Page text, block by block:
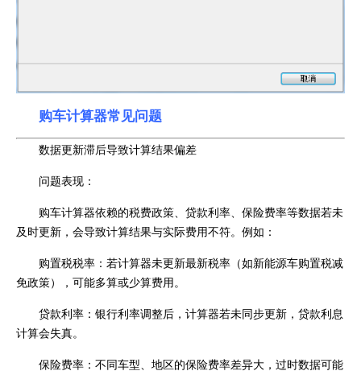
购车计算器常见问题
数据更新滞后导致计算结果偏差
问题表现：
购车计算器依赖的税费政策、贷款利率、保险费率等数据若未
及时更新，会导致计算结果与实际费用不符。例如：
购置税税率：若计算器未更新最新税率（如新能源车购置税减
免政策），可能多算或少算费用。
贷款利率：银行利率调整后，计算器若未同步更新，贷款利息
计算会失真。
保险费率：不同车型、地区的保险费率差异大，过时数据可能